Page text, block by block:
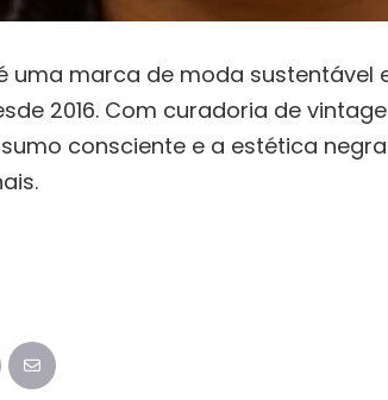
uma marca de moda
2016. Com curadoria de
consciente e a estética